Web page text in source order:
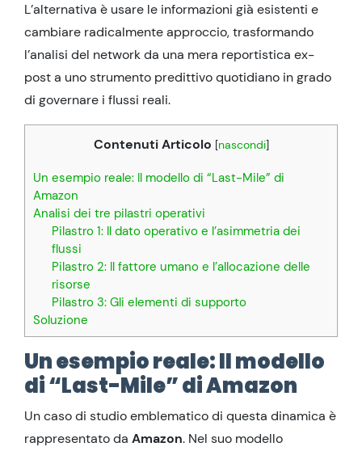
L’alternativa è usare le informazioni già esistenti e
cambiare radicalmente approccio, trasformando
l’analisi del network da una mera reportistica ex-
post a uno strumento predittivo quotidiano in grado
di governare i flussi reali.
Contenuti Articolo [nascondi]
Un esempio reale: Il modello di “Last-Mile” di
Amazon
Analisi dei tre pilastri operativi
Pilastro 1: Il dato operativo e l’asimmetria dei
flussi
Pilastro 2: Il fattore umano e l’allocazione delle
risorse
Pilastro 3: Gli elementi di supporto
Soluzione
Un esempio reale: Il modello
di “Last-Mile” di Amazon
Un caso di studio emblematico di questa dinamica è
rappresentato da Amazon. Nel suo modello